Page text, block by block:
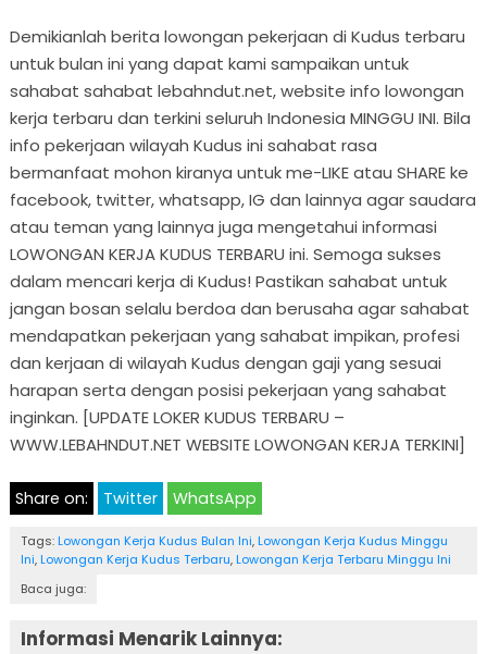
Demikianlah berita lowongan pekerjaan di Kudus terbaru
untuk bulan ini yang dapat kami sampaikan untuk
sahabat sahabat lebahndut.net, website info lowongan
kerja terbaru dan terkini seluruh Indonesia MINGGU INI. Bila
info pekerjaan wilayah Kudus ini sahabat rasa
bermanfaat mohon kiranya untuk me-LIKE atau SHARE ke
facebook, twitter, whatsapp, IG dan lainnya agar saudara
atau teman yang lainnya juga mengetahui informasi
LOWONGAN KERJA KUDUS TERBARU ini. Semoga sukses
dalam mencari kerja di Kudus! Pastikan sahabat untuk
jangan bosan selalu berdoa dan berusaha agar sahabat
mendapatkan pekerjaan yang sahabat impikan, profesi
dan kerjaan di wilayah Kudus dengan gaji yang sesuai
harapan serta dengan posisi pekerjaan yang sahabat
inginkan. [UPDATE LOKER KUDUS TERBARU –
WWW.LEBAHNDUT.NET WEBSITE LOWONGAN KERJA TERKINI]
Share on: Twitter WhatsApp
Tags: Lowongan Kerja Kudus Bulan Ini, Lowongan Kerja Kudus Minggu
Ini, Lowongan Kerja Kudus Terbaru, Lowongan Kerja Terbaru Minggu Ini
Baca juga:
Informasi Menarik Lainnya: